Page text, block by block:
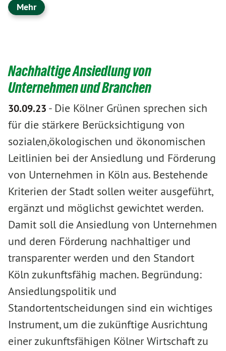
Mehr
Nachhaltige Ansiedlung von
Unternehmen und Branchen
30.09.23 - Die Kölner Grünen sprechen sich
für die stärkere Berücksichtigung von
sozialen,ökologischen und ökonomischen
Leitlinien bei der Ansiedlung und Förderung
von Unternehmen in Köln aus. Bestehende
Kriterien der Stadt sollen weiter ausgeführt,
ergänzt und möglichst gewichtet werden.
Damit soll die Ansiedlung von Unternehmen
und deren Förderung nachhaltiger und
transparenter werden und den Standort
Köln zukunftsfähig machen. Begründung:
Ansiedlungspolitik und
Standortentscheidungen sind ein wichtiges
Instrument, um die zukünftige Ausrichtung
einer zukunftsfähigen Kölner Wirtschaft zu